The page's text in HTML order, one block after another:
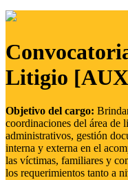
Litigio
Objetivo del cargo:
coordinaciones del área de
administrativos, gestión
interna y externa en el
las víctimas, familiares y
los requerimientos tanto a